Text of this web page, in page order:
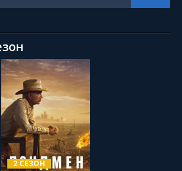
2 СЕЗОН
СМОТРЕТЬ ОНЛАЙН